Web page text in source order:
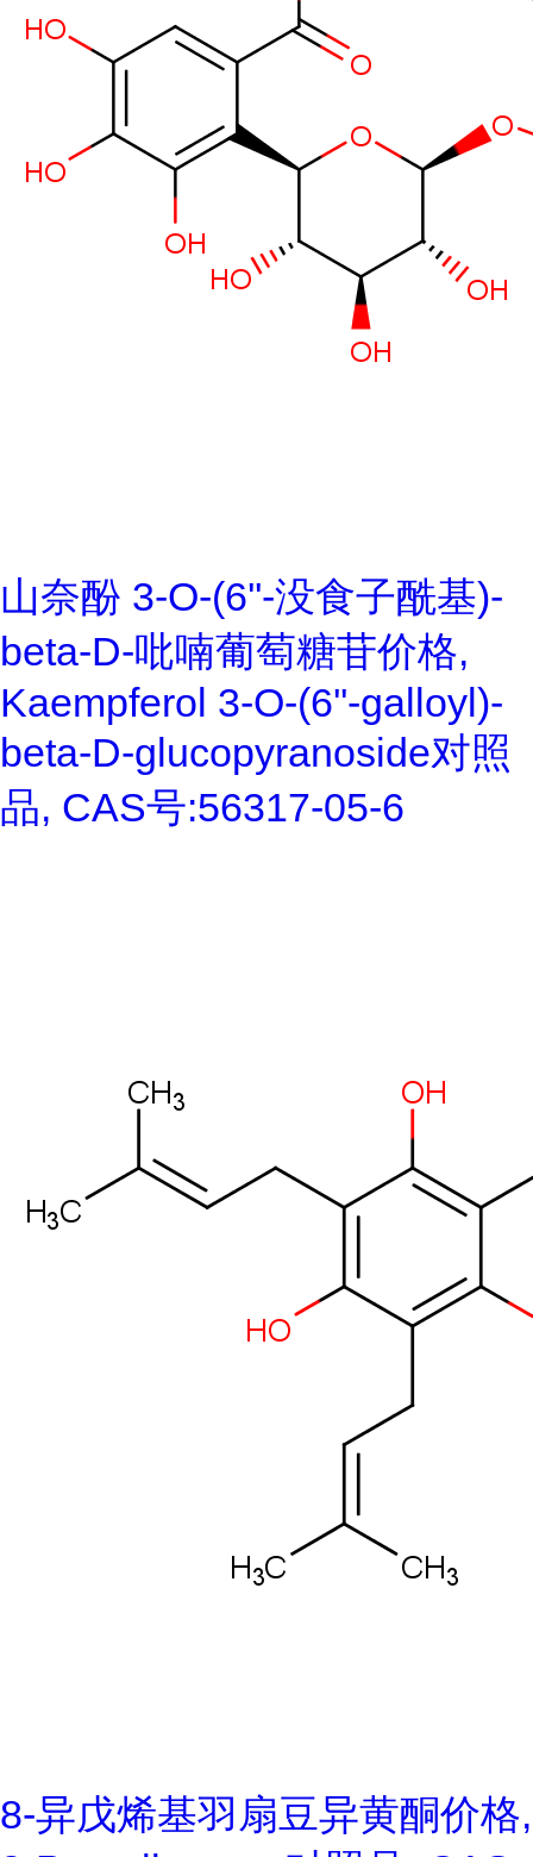
山奈酚 3-O-(6''-没食子酰基)-
beta-D-吡喃葡萄糖苷价格,
Kaempferol 3-O-(6''-galloyl)-
beta-D-glucopyranoside对照
品, CAS号:56317-05-6
8-异戊烯基羽扇豆异黄酮价格,